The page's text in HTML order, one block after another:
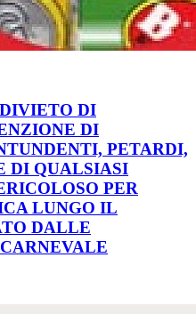
DI
DI
PETARDI,
DI QUALSIASI
PER
LUNGO IL
DALLE